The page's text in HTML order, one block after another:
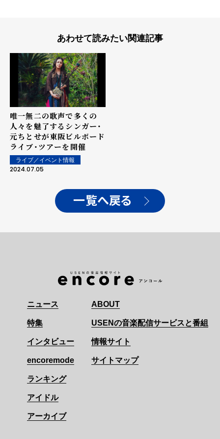
あわせて読みたい関連記事
唯一無二の歌声で多くの
人々を魅了するシンガー・
元ちとせが東阪ビルボード
ライブ・ツアーを開催
ライブ／イベント情報
2024.07.05
一覧へ戻る
ニュース
特集
インタビュー
encoremode
ランキング
アイドル
アーカイブ
ABOUT
USENの音楽配信サービスと番組
情報サイト
サイトマップ